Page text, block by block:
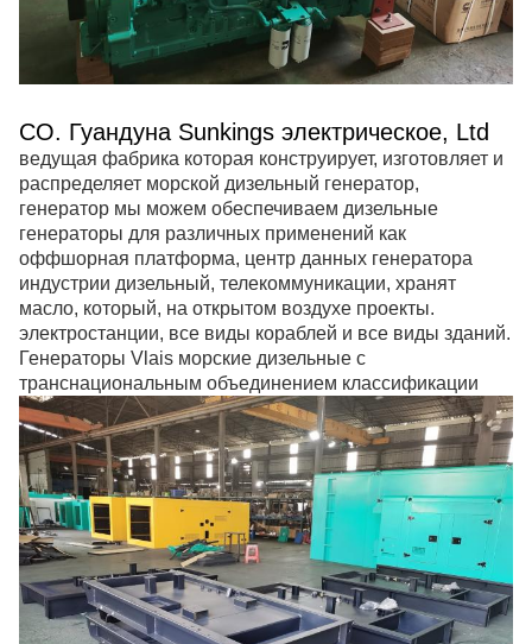
CO. Гуандуна Sunkings электрическое, Ltd
ведущая фабрика которая конструирует, изготовляет и
распределяет морской дизельный генератор,
генератор мы можем обеспечиваем дизельные
генераторы для различных применений как
оффшорная платформа, центр данных генератора
индустрии дизельный, телекоммуникации, хранят
масло, который, на открытом воздухе проекты.
электростанции, все виды кораблей и все виды зданий.
Генераторы Vlais морские дизельные с
транснациональным объединением классификации